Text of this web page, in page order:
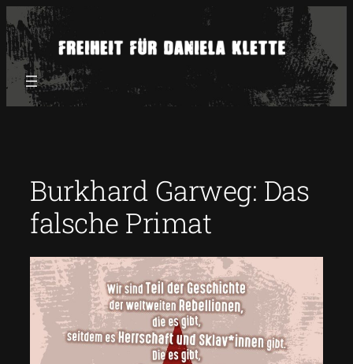
Zum
Inhalt
springen
Burkhard Garweg: Das
falsche Primat